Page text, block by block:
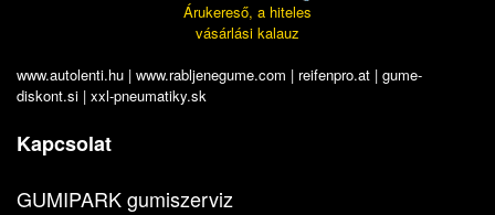
Árukereső, a hiteles
vásárlási kalauz
www.autolenti.hu | www.rabljenegume.com | reifenpro.at | gume-
diskont.si | xxl-pneumatiky.sk
Kapcsolat
GUMIPARK gumiszerviz